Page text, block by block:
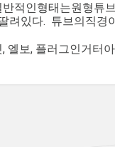
적인형태는원형튜
려있다. 튜브의직
엘보, 플러그인거터